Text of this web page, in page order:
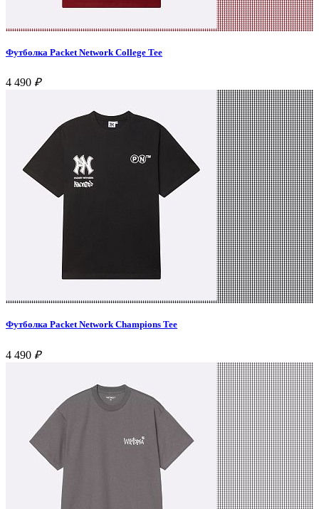
Футболка Packet Network College Tee
4 490 ₽
Футболка Packet Network Champions Tee
4 490 ₽